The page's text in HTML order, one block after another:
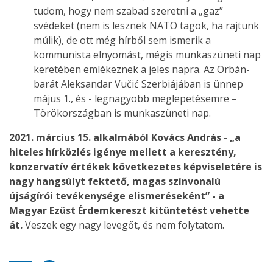
tudom, hogy nem szabad szeretni a „gaz”
svédeket (nem is lesznek NATO tagok, ha rajtunk
múlik), de ott még hírből sem ismerik a
kommunista elnyomást, mégis munkaszüneti nap
keretében emlékeznek a jeles napra. Az Orbán-
barát Aleksandar Vučić Szerbiájában is ünnep
május 1., és - legnagyobb meglepetésemre –
Törökországban is munkaszüneti nap.
2021. március 15. alkalmából Kovács András - „a
hiteles hírközlés igénye mellett a keresztény,
konzervatív értékek következetes képviseletére is
nagy hangsúlyt fektető, magas színvonalú
újságírói tevékenysége elismeréseként” - a
Magyar Ezüst Érdemkereszt kitüntetést vehette
át.Veszek egy nagy levegőt, és nem folytatom.